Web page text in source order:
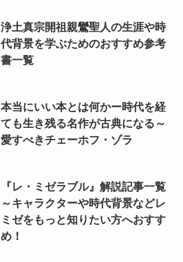
浄土真宗開祖親鸞聖人の生涯や時
代背景を学ぶためのおすすめ参考
書一覧
本当にいい本とは何かー時代を経
ても生き残る名作が古典になる～
愛すべきチェーホフ・ゾラ
『レ・ミゼラブル』解説記事一覧
～キャラクターや時代背景などレ
ミゼをもっと知りたい方へおすす
め！